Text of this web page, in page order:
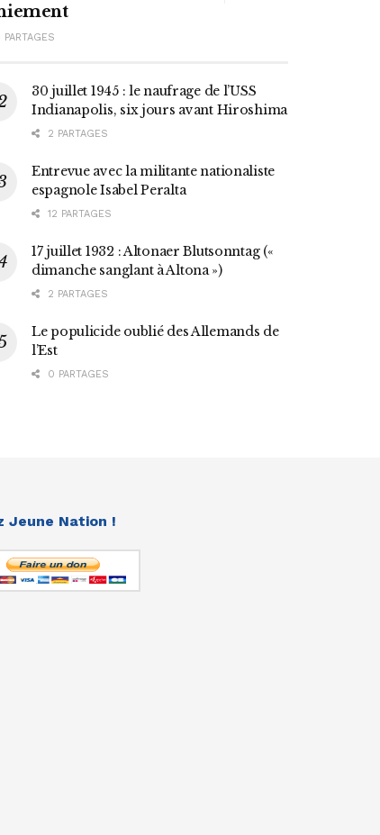
PARTAGES
30 juillet 1945 : le naufrage de l’USS
Indianapolis, six jours avant Hiroshima
2 PARTAGES
Entrevue avec la militante nationaliste
espagnole Isabel Peralta
12 PARTAGES
17 juillet 1932 : Altonaer Blutsonntag («
dimanche sanglant à Altona »)
2 PARTAGES
Le populicide oublié des Allemands de
l’Est
0 PARTAGES
Jeune Nation !